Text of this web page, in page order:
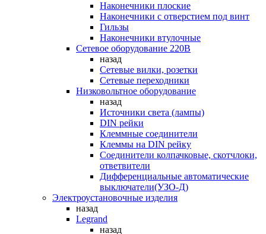
Наконечники плоские
Наконечники с отверстием под винт
Гильзы
Наконечники втулочные
Сетевое оборудование 220В
назад
Сетевые вилки, розетки
Сетевые переходники
Низковольтное оборудование
назад
Источники света (лампы)
DIN рейки
Клеммные соединители
Клеммы на DIN рейку
Соединители колпачковые, скотчлоки,
ответвители
Дифференциальные автоматические
выключатели(УЗО-Д)
Электроустановочные изделия
назад
Legrand
назад